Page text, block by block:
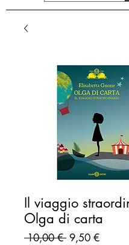
Il viaggio
Olga di carta
10,00 € Prezzo
9,50 €Prezzo